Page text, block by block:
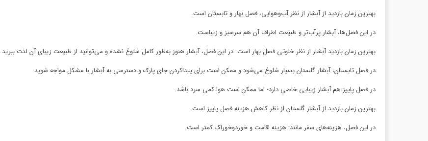
بهترین زمان بازدید از آبشار از نظر آب‌وهوایی، فصل بهار و تابستان است.
در این فصل‌ها، آبشار پرآب‌تر و طبیعت اطراف آن هم سرسبز و زیباست.
بهترین زمان بازدید آبشار از نظر خلوتی فصل بهار است. در این فصل، آبشار هنوز به‌طور کامل شلوغ نشده و می‌توانید از طبیعت زیبای آن لذت ببرید.
در فصل تابستان، آبشار گلستان بسیار شلوغ می‌شود و ممکن است برای پیداکردن جای پارک و دسترسی به آبشار با مشکل مواجه شوید.
در فصل پاییز هم آبشار زیبایی خاصی دارد؛ اما ممکن است هوا کمی سرد باشد.
بهترین زمان بازدید از آبشار گلستان از نظر کاهش هزینه فصل پاییز است.
در این فصل، هزینه‌های سفر مانند: هزینه اقامت و خوردوخوراک کمتر است.